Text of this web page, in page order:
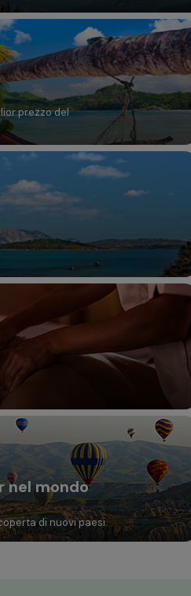
prezzo del
nel mondo
di nuovi paesi